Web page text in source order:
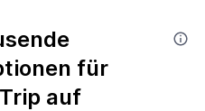
für
auf